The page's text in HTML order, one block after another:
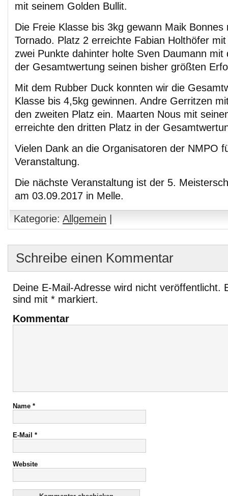
mit seinem Golden Bullit.
Die Freie Klasse bis 3kg gewann Maik Bonnes
Tornado. Platz 2 erreichte Fabian Holthöfer
zwei Punkte dahinter holte Sven Daumann
der Gesamtwertung seinen bisher größten
Mit dem Rubber Duck konnten wir die
Klasse bis 4,5kg gewinnen. Andre Gerritzen
den zweiten Platz ein. Maarten Nous mit
erreichte den dritten Platz in der
Vielen Dank an die Organisatoren der NMPO
Veranstaltung.
Die nächste Veranstaltung ist der 5.
am 03.09.2017 in Melle.
Kategorie: Allgemein
Schreibe einen Kommentar
Deine E-Mail-Adresse wird nicht veröffentlicht.
sind mit * markiert.
Kommentar
Name *
E-Mail *
Website